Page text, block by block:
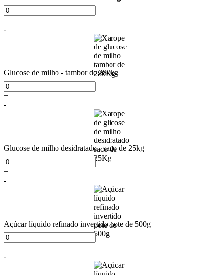
+
-
Glucose de milho - tambor de 280kg
+
-
Glucose de milho desidratado - saco de 25kg
+
-
Açúcar líquido refinado invertido pote de 500g
+
-